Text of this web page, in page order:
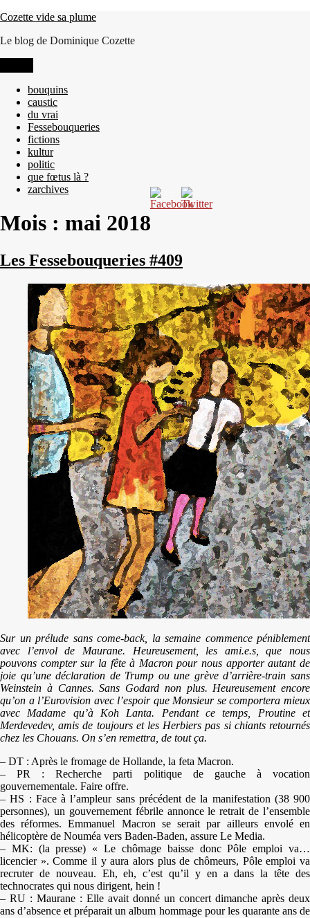
Aller
contenu
Cozette vide sa plume
Le blog de Dominique Cozette
bouquins
caustic
du vrai
Fessebouqueries
fictions
kultur
politic
que fœtus là ?
zarchives
Mois : mai 2018
Les Fessebouqueries #409
Sur un prélude sans come-back, la semaine commence péniblement
avec l’envol de Maurane. Heureusement, les ami.e.s, que nous
pouvons compter sur la fête à Macron pour nous apporter autant de
joie qu’une déclaration de Trump ou une grève d’arrière-train sans
Weinstein à Cannes. Sans Godard non plus. Heureusement encore
qu’on a l’Eurovision avec l’espoir que Monsieur se comportera mieux
avec Madame qu’à Koh Lanta. Pendant ce temps, Proutine et
Merdevedev, amis de toujours et les Herbiers pas si chiants retournés
chez les Chouans. On s’en remettra, de tout ça.
– DT : Après le fromage de Hollande, la feta Macron.
– PR : Recherche parti politique de gauche à vocation
gouvernementale. Faire offre.
– HS : Face à l’ampleur sans précédent de la manifestation (38 900
personnes), un gouvernement fébrile annonce le retrait de l’ensemble
des réformes. Emmanuel Macron se serait par ailleurs envolé en
hélicoptère de Nouméa vers Baden-Baden, assure Le Media.
– MK: (la presse) « Le chômage baisse donc Pôle emploi va…
licencier ». Comme il y aura alors plus de chômeurs, Pôle emploi va
recruter de nouveau. Eh, eh, c’est qu’il y en a dans la tête des
technocrates qui nous dirigent, hein !
– RU : Maurane : Elle avait donné un concert dimanche après deux
ans d’absence et préparait un album hommage pour les quarante ans de